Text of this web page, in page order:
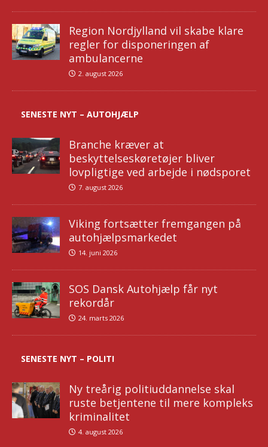
Region Nordjylland vil skabe klare
regler for disponeringen af
ambulancerne
2. august 2026
SENESTE NYT – AUTOHJÆLP
Branche kræver at
beskyttelseskøretøjer bliver
lovpligtige ved arbejde i nødsporet
7. august 2026
Viking fortsætter fremgangen på
autohjælpsmarkedet
14. juni 2026
SOS Dansk Autohjælp får nyt
rekordår
24. marts 2026
SENESTE NYT – POLITI
Ny treårig politiuddannelse skal
ruste betjentene til mere kompleks
kriminalitet
4. august 2026